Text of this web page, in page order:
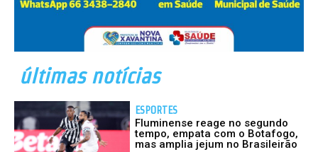
últimas notícias
ESPORTES
Fluminense reage no segundo
tempo, empata com o Botafogo,
mas amplia jejum no Brasileirão